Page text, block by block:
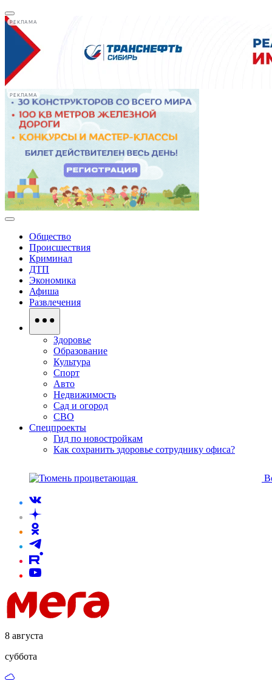
РЕКЛАМА
РЕКЛАМА
Общество
Происшествия
Криминал
ДТП
Экономика
Афиша
Развлечения
Здоровье
Образование
Культура
Спорт
Авто
Недвижимость
Сад и огород
СВО
Спецпроекты
Гид по новостройкам
Как сохранить здоровье сотруднику офиса?
8 августа
суббота